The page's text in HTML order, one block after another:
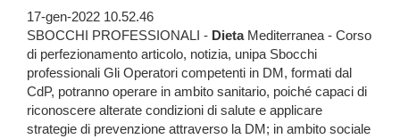
17-gen-2022 10.52.46
SBOCCHI PROFESSIONALI - DietaMediterranea - Corso
di perfezionamento articolo, notizia, unipa Sbocchi
professionali Gli Operatori competenti in DM, formati dal
CdP, potranno operare in ambito sanitario, poiché capaci di
riconoscere alterate condizioni di salute e applicare
strategie di prevenzione attraverso la DM; in ambito sociale